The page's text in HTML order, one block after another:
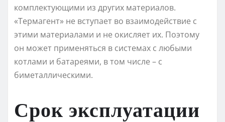
комплектующими из других материалов.
«Термагент» не вступает во взаимодействие с
этими материалами и не окисляет их. Поэтому
он может применяться в системах с любыми
котлами и батареями, в том числе – с
биметаллическими.
Срок эксплуатации